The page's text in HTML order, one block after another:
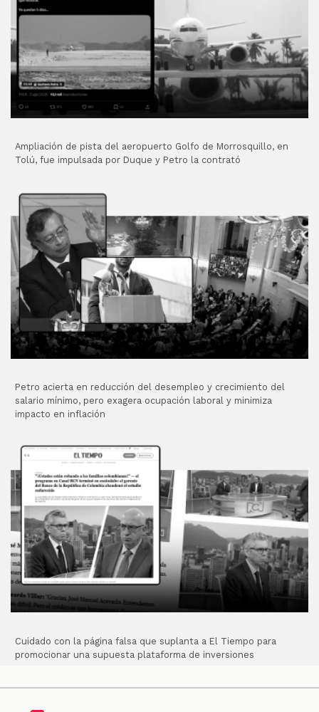
Ampliación de pista del aeropuerto Golfo de Morrosquillo, en
Tolú, fue impulsada por Duque y Petro la contrató
Petro acierta en reducción del desempleo y crecimiento del
salario mínimo, pero exagera ocupación laboral y minimiza
impacto en inflación
Cuidado con la página falsa que suplanta a El Tiempo para
promocionar una supuesta plataforma de inversiones